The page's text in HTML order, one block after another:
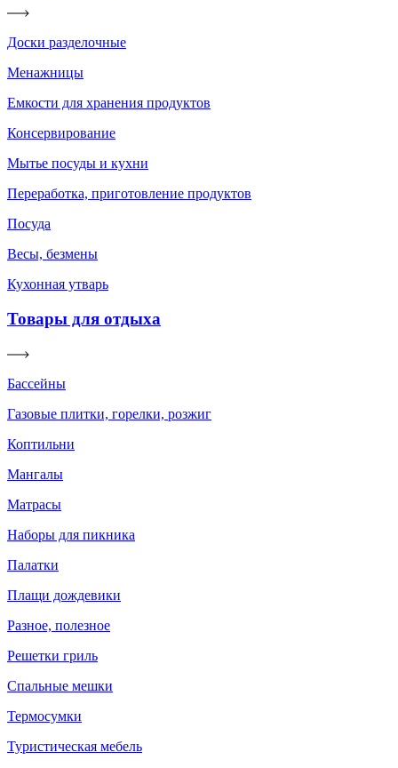
Доски разделочные
Менажницы
Емкости для хранения продуктов
Консервирование
Мытье посуды и кухни
Переработка, приготовление продуктов
Посуда
Весы, безмены
Кухонная утварь
Товары для отдыха
Бассейны
Газовые плитки, горелки, розжиг
Коптильни
Мангалы
Матрасы
Наборы для пикника
Палатки
Плащи дождевики
Разное, полезное
Решетки гриль
Спальные мешки
Термосумки
Туристическая мебель